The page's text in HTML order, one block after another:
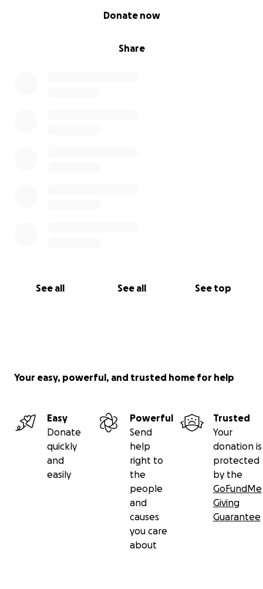
Share
Donate now
See all See all See top
Your easy, powerful, and trusted home for help
Easy
Donate
quickly
and
easily
Powerful
Send
help
right to
the
people
and
causes
you care
about
Trusted
Your
donation is
protected
by the
GoFundMe
Giving
Guarantee